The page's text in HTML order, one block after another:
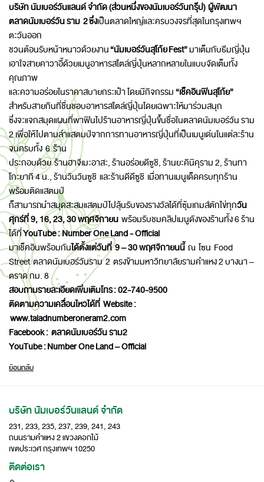
บริษัท นัมเบอร์วันแลนด์ จำกัด (ส่วนหนึ่งของนัมเบอร์วันกรุ๊ป)ผู้พัฒนา
ตลาดนัมเบอร์วัน ราม 2ซึ่งเป็นตลาดใหญ่และครบวงจรที่สุดในกรุงเทพฯ
ตะวันออก
ชวนต้อนรับหน้าหนาวด้วยงาน“นัมเบอร์วันสุโก้ยFest”มาเต็มกับธีมญี่ปุ่น
เอาใจสายคาวาอี้ด้วยเมนูอาหารสไตล์ญี่ปุ่นหลากหลายในแบบจัดเต็มทั้ง
คุณภาพ
และความอร่อยในราคาสบายกระเป๋า โดยมีกิจกรรม“เช็คอินฟินสุโก้ย”
สำหรับสายกินที่ชื่นชอบอาหารสไตล์ญี่ปุ่นโดยเฉพาะให้มาร่วมสนุก
ซึ่งจะแจกสมุดแผนที่พาฟินไปร้านอาหารญี่ปุ่นขึ้นชื่อในตลาดนัมเบอร์วัน ราม
2 เพื่อให้ไปตามล่าแสตมป์จากการทานอาหารญี่ปุ่นที่เป็นเมนูเด่นในแต่ละร้าน
จนครบทั้ง 6 ร้าน
ประกอบด้วย ร้านฮาจิเมะอาสะ, ร้านอร่อยดีซูชิ, ร้านยะคินิคุราม 2, ร้านทา
โกะยากิ 4 น., ร้านวินวินซูชิ และร้านดีดีซูชิ เมื่อทานเมนูเด็ดครบทุกร้าน
พร้อมติดแสตมป์
ก็สามารถนำสมุดสะสมแสตมป์ไปลุ้นรับของรางวัลได้ที่ซุ้มเกมส์ตักไข่ทุกวัน
ศุกร์ที่ 9, 16, 23, 30 พฤศจิกายน พร้อมรับชมคลิปเมนูดังของร้านทั้ง 6 ร้าน
ได้ที่YouTube :Number One Land - Official
มาเช็คอินพร้อมกันได้ตั้งแต่วันที่ 9 – 30 พฤศจิกายนนี้ ณ โซน Food
Street ตลาดนัมเบอร์วันราม 2 ตรงข้ามมหาวิทยาลัยรามคำแหง 2 บางนา –
ตราด กม. 8
สอบถามรายละเอียดเพิ่มเติมโทร: 02-740-9500
ติดตามความเคลื่อนไหวได้ที่ Website :
www.taladnumberoneram2.com
Facebook : ตลาดนัมเบอร์วัน ราม2
YouTube :Number One Land – Official
ย้อนกลับ
บริษัท นัมเบอร์วันแลนด์ จำกัด
231, 233, 235, 237, 239, 241, 243
ถนนรามคำแหง 2 แขวงดอกไม้
เขตประเวศ กรุงเทพฯ 10250
ติดต่อเรา